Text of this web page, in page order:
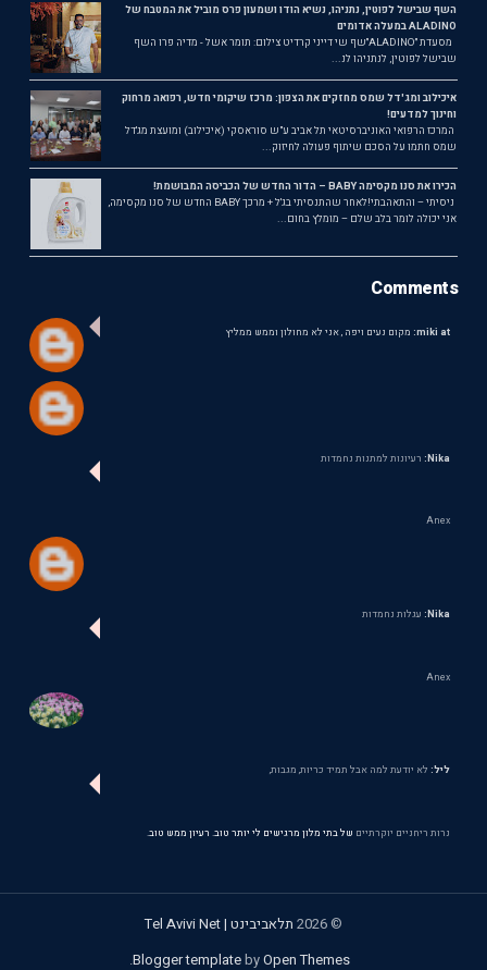
השף שבישל לפוטין, נתניהו, נשיא הודו ושמעון פרס מוביל את המטבח של
ALADINO במעלה אדומים
מסעדת ״ALADINO״שף שי דייני קרדיט צילום: תומר אשל - מדיה פרו השף
שבישל לפוטין, לנתניהו לנ...
איכילוב ומג'דל שמס מחזקים את הצפון: מרכז שיקומי חדש, רפואה מרחוק
וחינוך למדעים!
המרכז הרפואי האוניברסיטאי תל אביב ע"ש סוראסקי (איכילוב) ומועצת מג'דל
שמס חתמו על הסכם שיתוף פעולה לחיזוק...
הכירו את סנו מקסימה BABY – הדור החדש של הכביסה המבושמת!
ניסיתי – והתאהבתי!לאחר שהתנסיתי בג'ל + מרכך BABY החדש של סנו מקסימה,
אני יכולה לומר בלב שלם – מומלץ בחום...
Comments
miki at: מקום נעים ויפה , אני לא מחולון וממש ממליץ
Nika: רעיונות למתנות נחמדות
Anex
Nika: עגלות נחמדות
Anex
ליל: לא יודעת למה אבל תמיד כריות, מגבות,
נרות ריחניים יוקרתיים של בתי מלון מרגישים לי יותר טוב. רעיון ממש טוב.
©
2026 תלאביבינט | Tel Avivi Net
Blogger templatebyOpen Themes
.